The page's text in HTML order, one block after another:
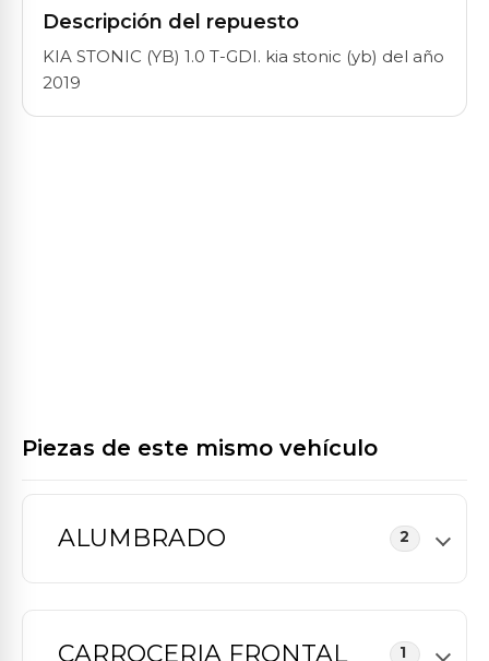
Descripción del repuesto
KIA STONIC (YB) 1.0 T-GDI. kia stonic (yb) del año
2019
Piezas de este mismo vehículo
ALUMBRADO 2
CARROCERIA FRONTAL 1